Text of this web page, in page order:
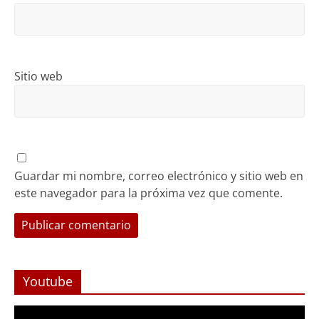
Sitio web
Guardar mi nombre, correo electrónico y sitio web en
este navegador para la próxima vez que comente.
Youtube